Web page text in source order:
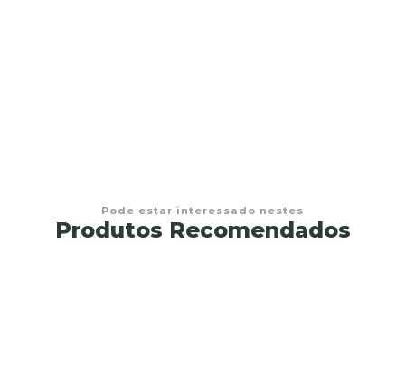
Pode estar interessado nestes
Produtos Recomendados